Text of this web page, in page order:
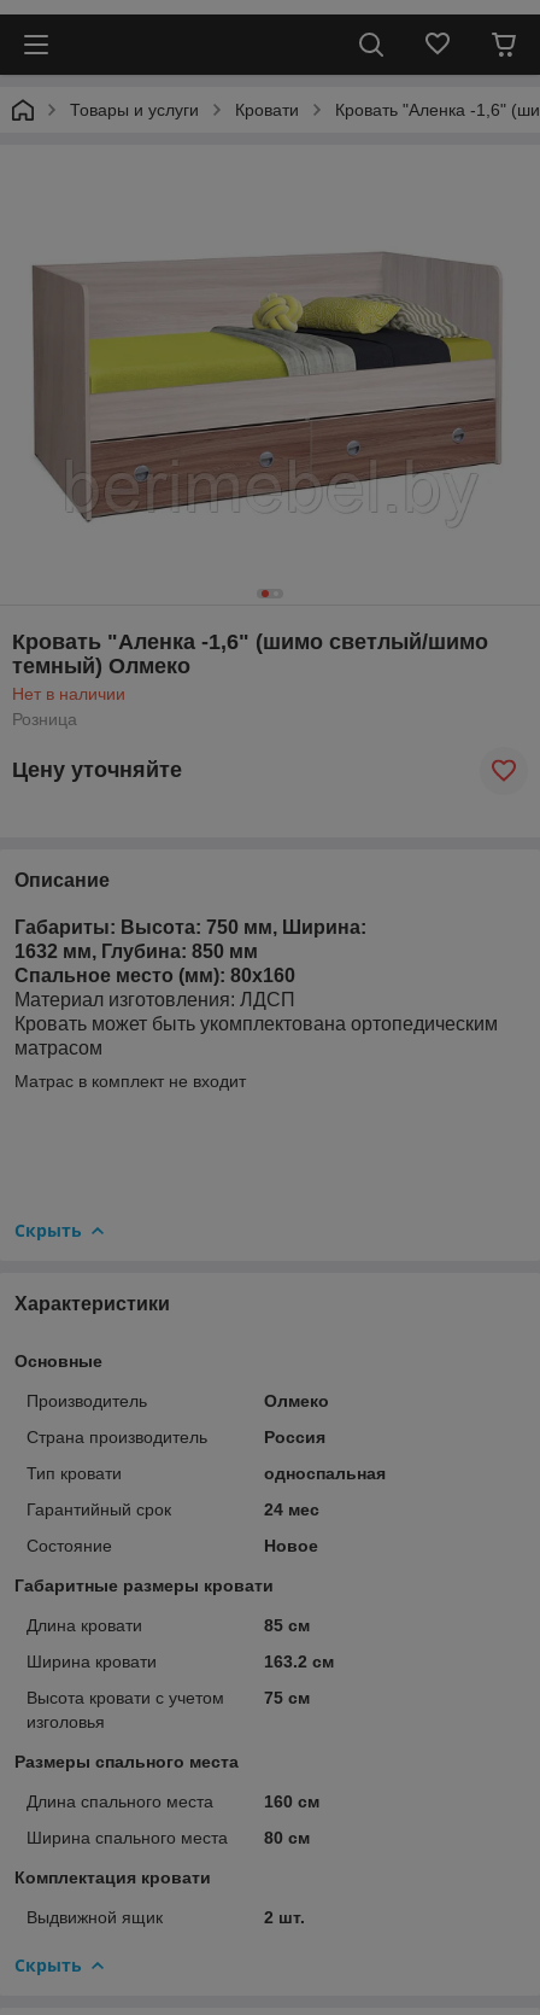
Товары и услуги Кровати Кровать "Аленка -1,6"
Кровать "Аленка -1,6" (шимо светлый/шимо
темный) Олмеко
Нет в наличии
Розница
Цену уточняйте
Описание
Габариты: Высота: 750 мм, Ширина:
1632 мм, Глубина: 850 мм
Спальное место (мм): 80х160
Материал изготовления: ЛДСП
Кровать может быть укомплектована ортопедическим
матрасом
Матрас в комплект не входит
Скрыть
Характеристики
Основные
Производитель
Олмеко
Страна производитель
Россия
Тип кровати
односпальная
Гарантийный срок
24 мес
Состояние
Новое
Габаритные размеры кровати
Длина кровати
85 см
Ширина кровати
163.2 см
Высота кровати с учетом
изголовья
75 см
Размеры спального места
Длина спального места
160 см
Ширина спального места
80 см
Комплектация кровати
Выдвижной ящик 2 шт.
Скрыть